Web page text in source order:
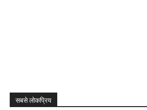
सबसे लोकप्रिय